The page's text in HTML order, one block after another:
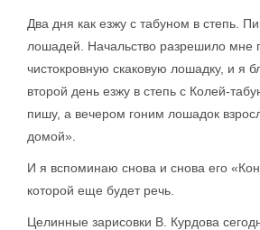
Два дня как езжу с табуном в степь.
лошадей. Начальство разрешило мне
чистокровную скаковую лошадку, и я
второй день езжу в степь с Колей-
пишу, а вечером гоним лошадок
домой».
И я вспоминаю снова и снова его
которой еще будет речь.
Целинные зарисовки В. Курдова